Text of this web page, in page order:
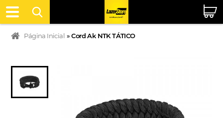
Página Inicial » Cord Ak NTK TÁTICO